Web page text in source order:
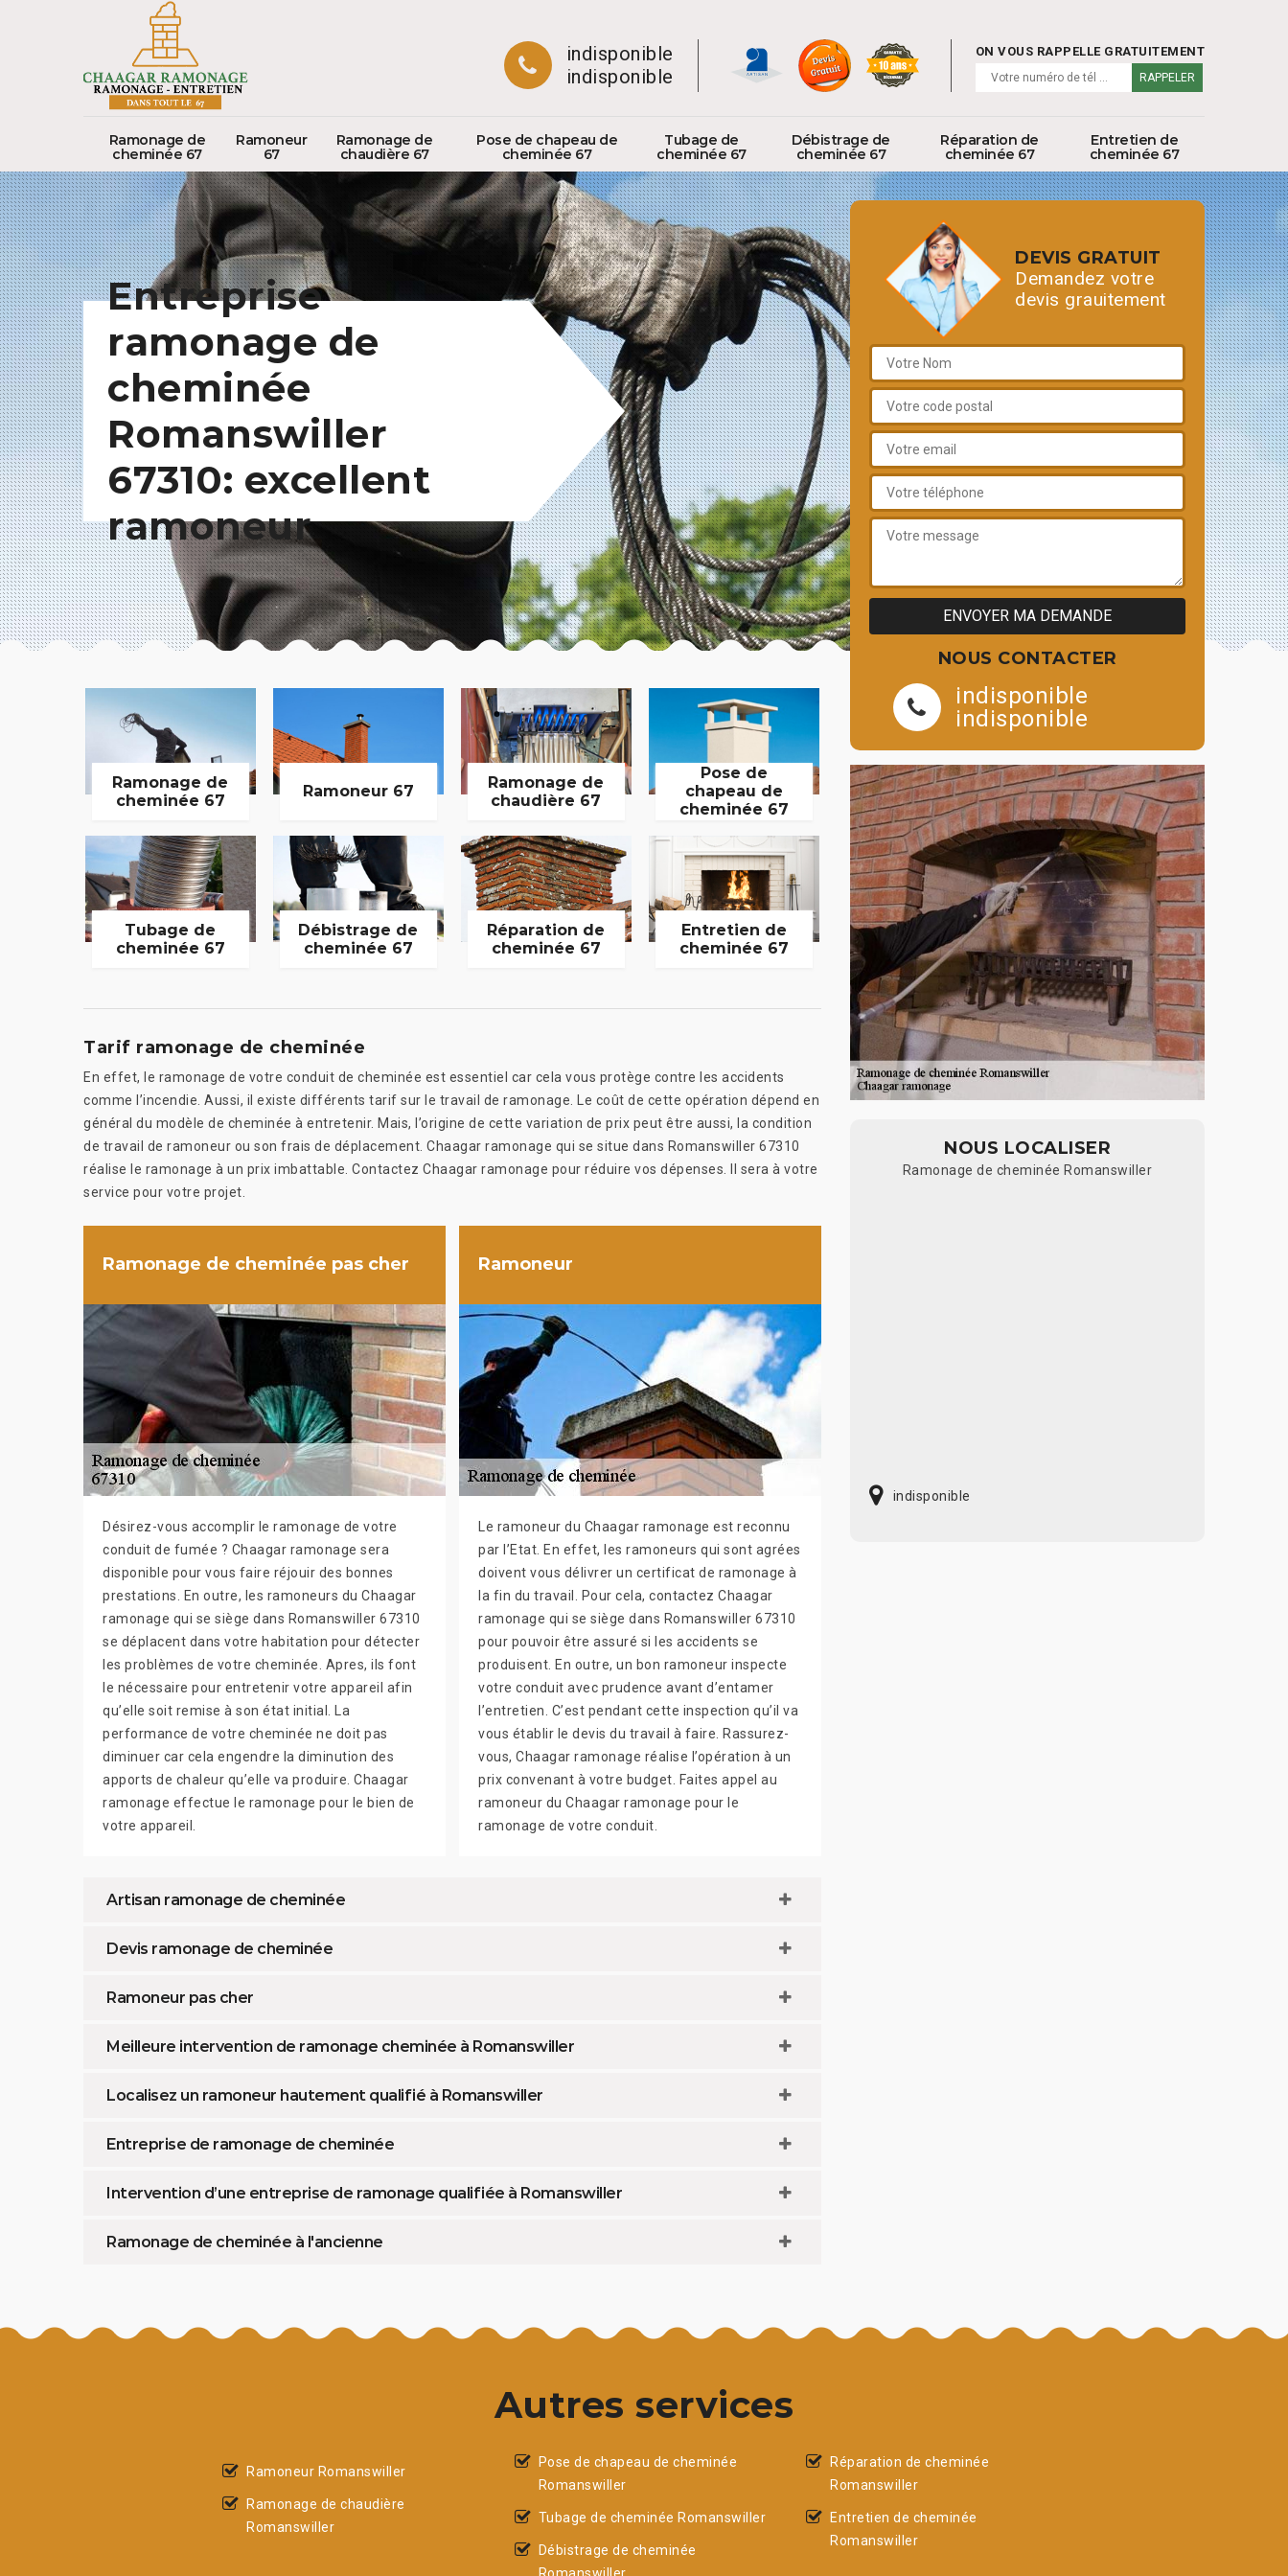
indisponible
indisponible
ON VOUS RAPPELLE GRATUITEMENT
Ramonage de
cheminée 67
Ramoneur
67
Ramonage de
chaudière 67
Pose de chapeau de
cheminée 67
Tubage de
cheminée 67
Débistrage de
cheminée 67
Réparation de
cheminée 67
Entretien de
cheminée 67
Entreprise
ramonage de
cheminée
Romanswiller
67310: excellent
ramoneur
Ramonage de
cheminée 67
Ramoneur 67
Ramonage de
chaudière 67
Pose de
chapeau de
cheminée 67
Tubage de
cheminée 67
Débistrage de
cheminée 67
Réparation de
cheminée 67
Entretien de
cheminée 67
Tarif ramonage de cheminée
En effet, le ramonage de votre conduit de cheminée est essentiel car cela vous protège contre les accidents
comme l’incendie. Aussi, il existe différents tarif sur le travail de ramonage. Le coût de cette opération dépend en
général du modèle de cheminée à entretenir. Mais, l’origine de cette variation de prix peut être aussi, la condition
de travail de ramoneur ou son frais de déplacement. Chaagar ramonage qui se situe dans Romanswiller 67310
réalise le ramonage à un prix imbattable. Contactez Chaagar ramonage pour réduire vos dépenses. Il sera à votre
service pour votre projet.
Ramonage de cheminée pas cher
Désirez-vous accomplir le ramonage de votre
conduit de fumée ? Chaagar ramonage sera
disponible pour vous faire réjouir des bonnes
prestations. En outre, les ramoneurs du Chaagar
ramonage qui se siège dans Romanswiller 67310
se déplacent dans votre habitation pour détecter
les problèmes de votre cheminée. Apres, ils font
le nécessaire pour entretenir votre appareil afin
qu’elle soit remise à son état initial. La
performance de votre cheminée ne doit pas
diminuer car cela engendre la diminution des
apports de chaleur qu’elle va produire. Chaagar
ramonage effectue le ramonage pour le bien de
votre appareil.
Ramoneur
Le ramoneur du Chaagar ramonage est reconnu
par l’Etat. En effet, les ramoneurs qui sont agrées
doivent vous délivrer un certificat de ramonage à
la fin du travail. Pour cela, contactez Chaagar
ramonage qui se siège dans Romanswiller 67310
pour pouvoir être assuré si les accidents se
produisent. En outre, un bon ramoneur inspecte
votre conduit avec prudence avant d’entamer
l’entretien. C’est pendant cette inspection qu’il va
vous établir le devis du travail à faire. Rassurez-
vous, Chaagar ramonage réalise l’opération à un
prix convenant à votre budget. Faites appel au
ramoneur du Chaagar ramonage pour le
ramonage de votre conduit.
Artisan ramonage de cheminée
Devis ramonage de cheminée
Ramoneur pas cher
Meilleure intervention de ramonage cheminée à Romanswiller
Localisez un ramoneur hautement qualifié à Romanswiller
Entreprise de ramonage de cheminée
Intervention d’une entreprise de ramonage qualifiée à Romanswiller
Ramonage de cheminée à l'ancienne
DEVIS GRATUIT
Demandez votre
devis grauitement
NOUS CONTACTER
indisponible
indisponible
NOUS LOCALISER
Ramonage de cheminée Romanswiller
indisponible
Autres services
Ramoneur Romanswiller
Ramonage de chaudière
Romanswiller
Pose de chapeau de cheminée
Romanswiller
Tubage de cheminée Romanswiller
Débistrage de cheminée
Romanswiller
Réparation de cheminée
Romanswiller
Entretien de cheminée
Romanswiller